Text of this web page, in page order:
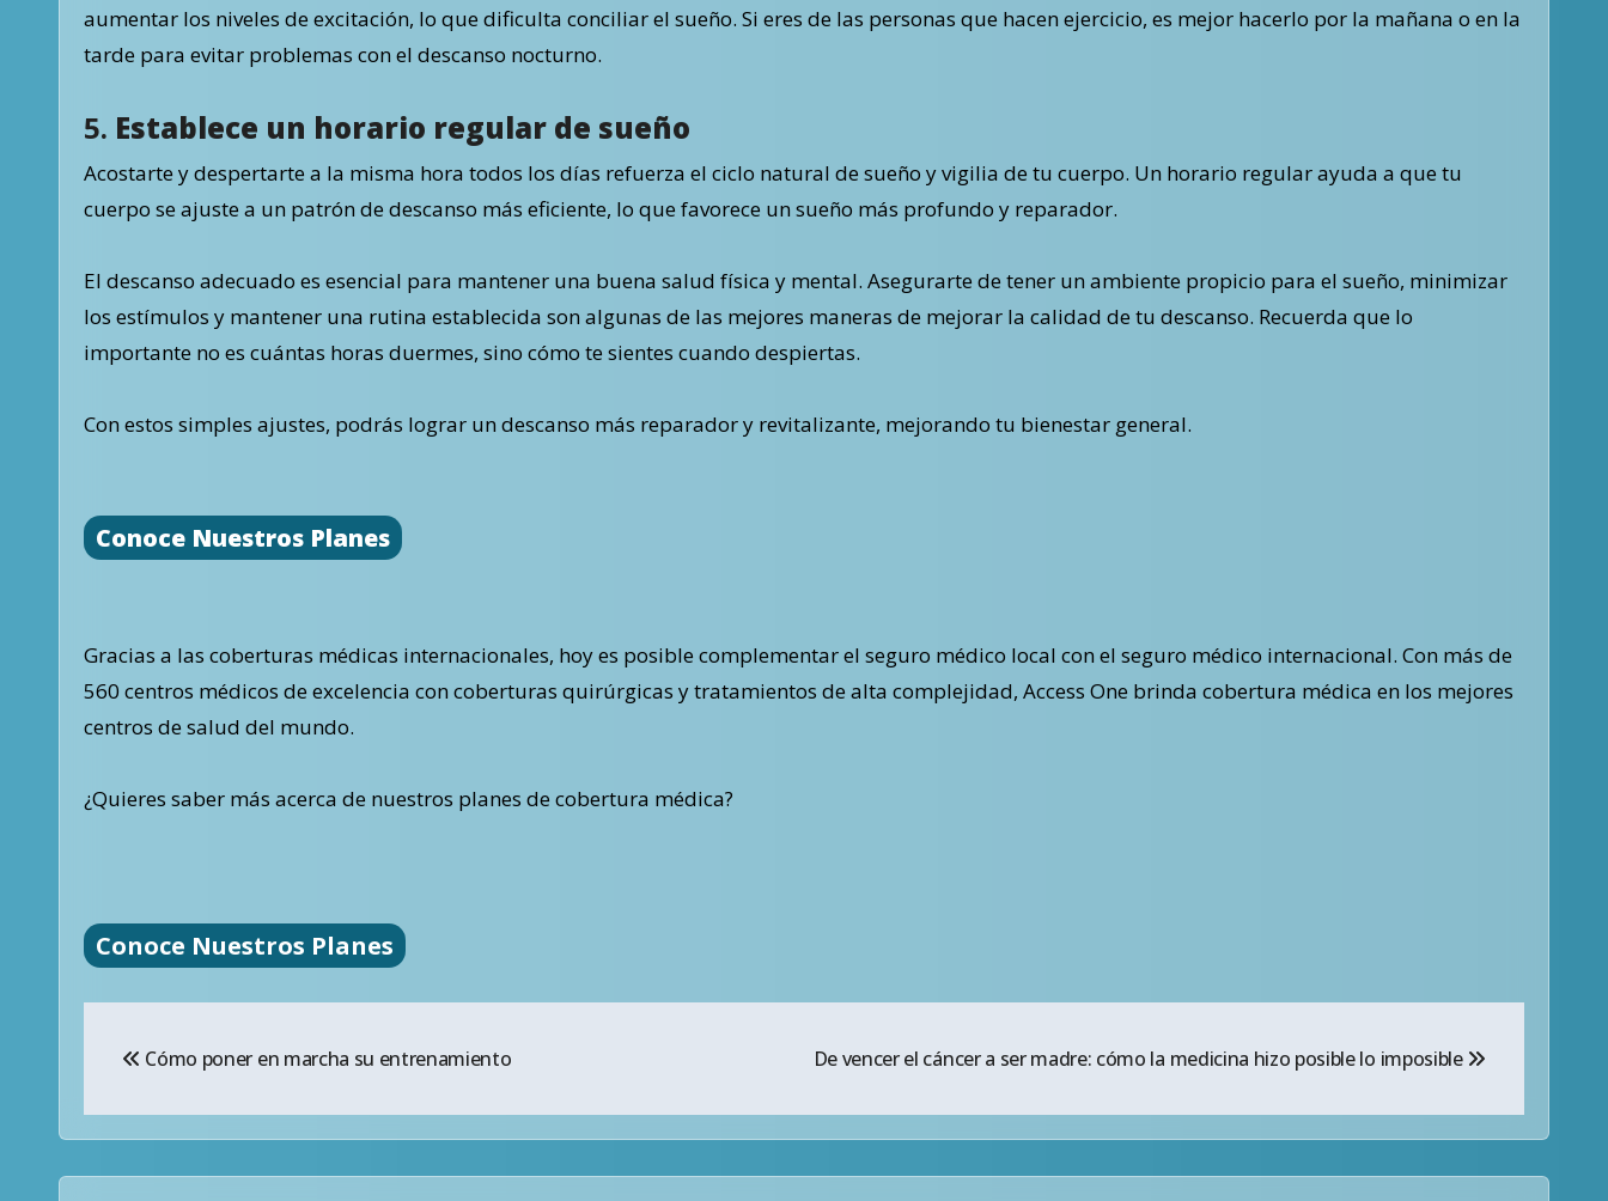
aumentar los niveles de excitación, lo que dificulta conciliar el sueño. Si eres de las personas que hacen ejercicio, es mejor hacerlo por la mañana o en la
tarde para evitar problemas con el descanso nocturno.
5. Establece un horario regular de sueño
Acostarte y despertarte a la misma hora todos los días refuerza el ciclo natural de sueño y vigilia de tu cuerpo. Un horario regular ayuda a que tu
cuerpo se ajuste a un patrón de descanso más eficiente, lo que favorece un sueño más profundo y reparador.
El descanso adecuado es esencial para mantener una buena salud física y mental. Asegurarte de tener un ambiente propicio para el sueño, minimizar
los estímulos y mantener una rutina establecida son algunas de las mejores maneras de mejorar la calidad de tu descanso. Recuerda que lo
importante no es cuántas horas duermes, sino cómo te sientes cuando despiertas.
Con estos simples ajustes, podrás lograr un descanso más reparador y revitalizante, mejorando tu bienestar general.
Conoce Nuestros Planes
Gracias a las coberturas médicas internacionales, hoy es posible complementar el seguro médico local con el seguro médico internacional. Con más de
560 centros médicos de excelencia con coberturas quirúrgicas y tratamientos de alta complejidad, Access One brinda cobertura médica en los mejores
centros de salud del mundo.
¿Quieres saber más acerca de nuestros planes de cobertura médica?
Conoce Nuestros Planes
de
entradas
Cómo poner en marcha su entrenamiento De vencer el cáncer a ser madre: cómo la medicina hizo posible lo imposible